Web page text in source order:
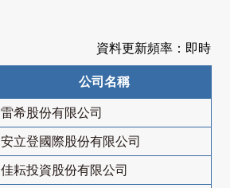
資料更新頻率：即時
公司名稱
雷希股份有限公司
安立登國際股份有限公司
佳耘投資股份有限公司